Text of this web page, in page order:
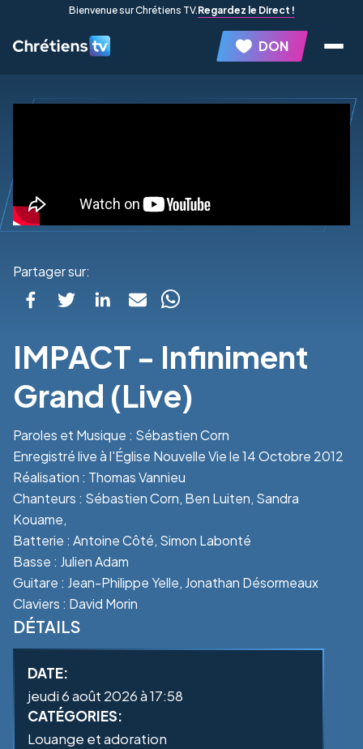
Bienvenue sur Chrétiens TV.Regardez le Direct !
DON
Partager sur:
IMPACT - Infiniment
Grand (Live)
Paroles et Musique : Sébastien Corn
Enregistré live à l'Église Nouvelle Vie le 14 Octobre 2012
Réalisation : Thomas Vannieu
Chanteurs : Sébastien Corn, Ben Luiten, Sandra
Kouame,
Batterie : Antoine Côté, Simon Labonté
Basse : Julien Adam
Guitare : Jean-Philippe Yelle, Jonathan Désormeaux
Claviers : David Morin
DÉTAILS
DATE:
jeudi 6 août 2026 à 17:58
CATÉGORIES:
Louange et adoration